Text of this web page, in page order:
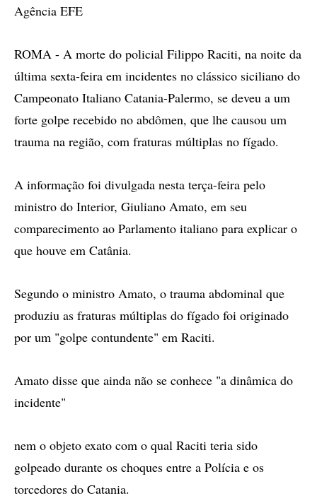
Agência EFE
ROMA - A morte do policial Filippo Raciti, na noite da
última sexta-feira em incidentes no clássico siciliano do
Campeonato Italiano Catania-Palermo, se deveu a um
forte golpe recebido no abdômen, que lhe causou um
trauma na região, com fraturas múltiplas no fígado.
A informação foi divulgada nesta terça-feira pelo
ministro do Interior, Giuliano Amato, em seu
comparecimento ao Parlamento italiano para explicar o
que houve em Catânia.
Segundo o ministro Amato, o trauma abdominal que
produziu as fraturas múltiplas do fígado foi originado
por um "golpe contundente" em Raciti.
Amato disse que ainda não se conhece "a dinâmica do
incidente"
nem o objeto exato com o qual Raciti teria sido
golpeado durante os choques entre a Polícia e os
torcedores do Catania.